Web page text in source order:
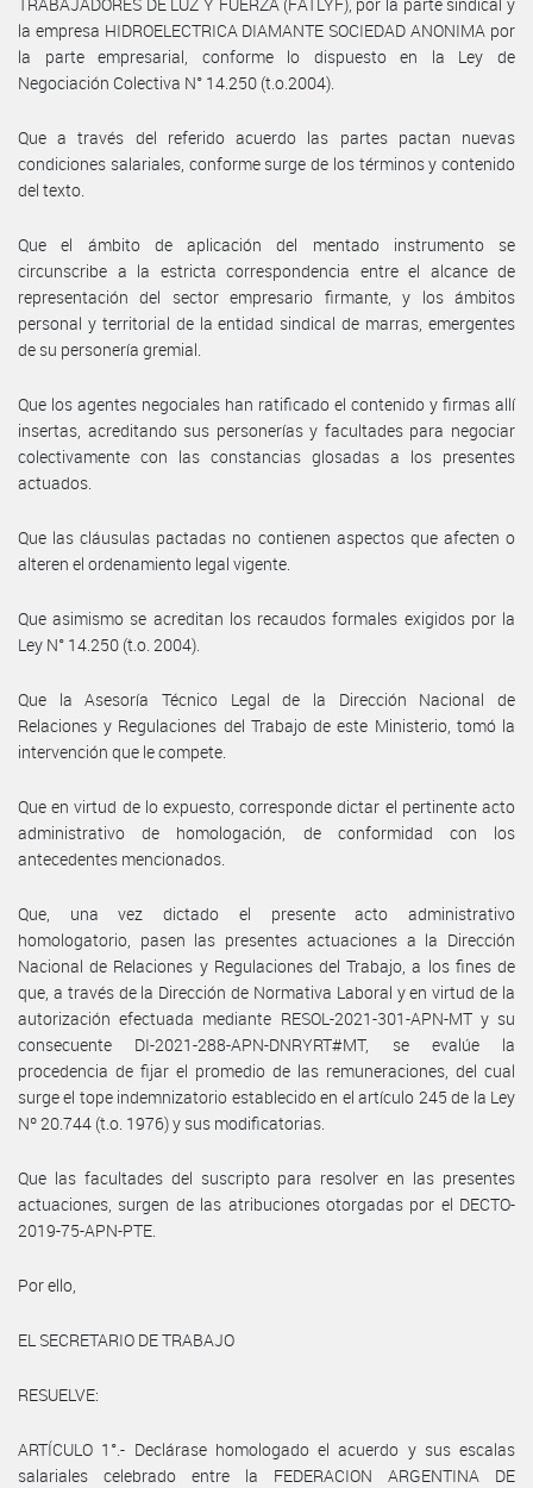
la empresa HIDROELECTRICA DIAMANTE SOCIEDAD ANONIMA por
la parte empresarial, conforme lo dispuesto en la Ley de
Negociación Colectiva N° 14.250 (t.o.2004).
Que a través del referido acuerdo las partes pactan nuevas
condiciones salariales, conforme surge de los términos y contenido
del texto.
Que el ámbito de aplicación del mentado instrumento se
circunscribe a la estricta correspondencia entre el alcance de
representación del sector empresario firmante, y los ámbitos
personal y territorial de la entidad sindical de marras, emergentes
de su personería gremial.
Que los agentes negociales han ratificado el contenido y firmas allí
insertas, acreditando sus personerías y facultades para negociar
colectivamente con las constancias glosadas a los presentes
actuados.
Que las cláusulas pactadas no contienen aspectos que afecten o
alteren el ordenamiento legal vigente.
Que asimismo se acreditan los recaudos formales exigidos por la
Ley N° 14.250 (t.o. 2004).
Que la Asesoría Técnico Legal de la Dirección Nacional de
Relaciones y Regulaciones del Trabajo de este Ministerio, tomó la
intervención que le compete.
Que en virtud de lo expuesto, corresponde dictar el pertinente acto
administrativo de homologación, de conformidad con los
antecedentes mencionados.
Que, una vez dictado el presente acto administrativo
homologatorio, pasen las presentes actuaciones a la Dirección
Nacional de Relaciones y Regulaciones del Trabajo, a los fines de
que, a través de la Dirección de Normativa Laboral y en virtud de la
autorización efectuada mediante RESOL-2021-301-APN-MT y su
consecuente DI-2021-288-APN-DNRYRT#MT, se evalúe la
procedencia de fijar el promedio de las remuneraciones, del cual
surge el tope indemnizatorio establecido en el artículo 245 de la Ley
Nº 20.744 (t.o. 1976) y sus modificatorias.
Que las facultades del suscripto para resolver en las presentes
actuaciones, surgen de las atribuciones otorgadas por el DECTO-
2019-75-APN-PTE.
Por ello,
EL SECRETARIO DE TRABAJO
RESUELVE:
ARTÍCULO 1°.- Declárase homologado el acuerdo y sus escalas
salariales celebrado entre la FEDERACION ARGENTINA DE